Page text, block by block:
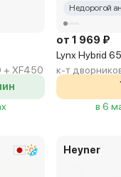
+ XF450
Недорогой
от 1 969 ₽
Lynx Hybrid
к-т
в 6
Heyner